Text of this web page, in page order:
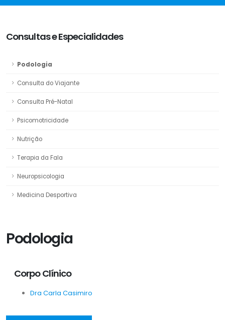
Consultas e Especialidades
Podologia
Consulta do Viajante
Consulta Pré-Natal
Psicomotricidade
Nutrição
Terapia da Fala
Neuropsicologia
Medicina Desportiva
Podologia
Corpo Clínico
Dra Carla Casimiro